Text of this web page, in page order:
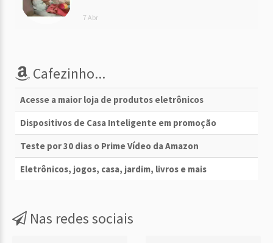
7 Abr
Cafezinho...
Acesse a maior loja de produtos eletrônicos
Dispositivos de Casa Inteligente em promoção
Teste por 30 dias o Prime Vídeo da Amazon
Eletrônicos, jogos, casa, jardim, livros e mais
Nas redes sociais